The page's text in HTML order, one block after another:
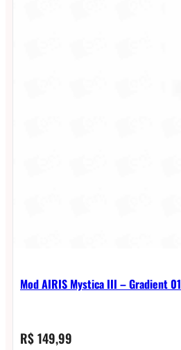
Mod AIRIS Mystica III – Gradient 01
R$149,99